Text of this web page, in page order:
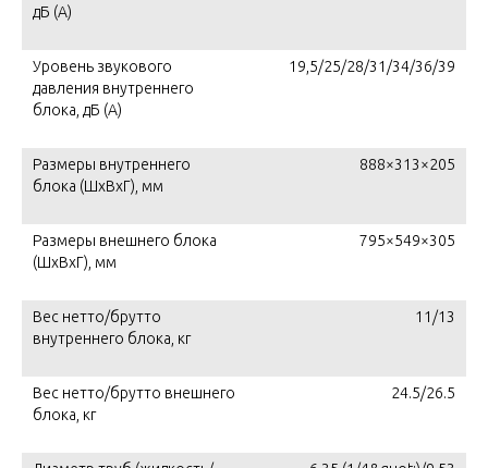
дБ (А)
Уровень звукового
давления внутреннего
блока, дБ (А)
19,5/25/28/31/34/36/39
Размеры внутреннего
блока (ШхВхГ), мм
888×313×205
Размеры внешнего блока
(ШхВхГ), мм
795×549×305
Вес нетто/брутто
внутреннего блока, кг
11/13
Вес нетто/брутто внешнего
блока, кг
24.5/26.5